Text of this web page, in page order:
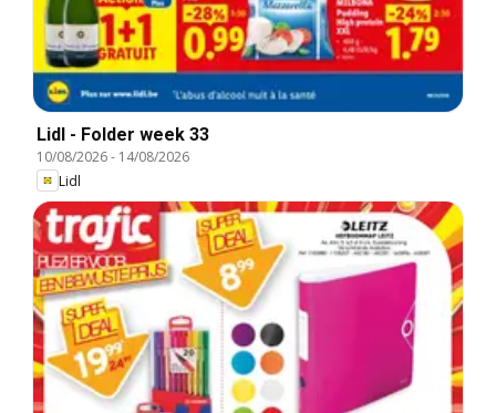
Lidl - Folder week 33
10/08/2026- 14/08/2026
Lidl